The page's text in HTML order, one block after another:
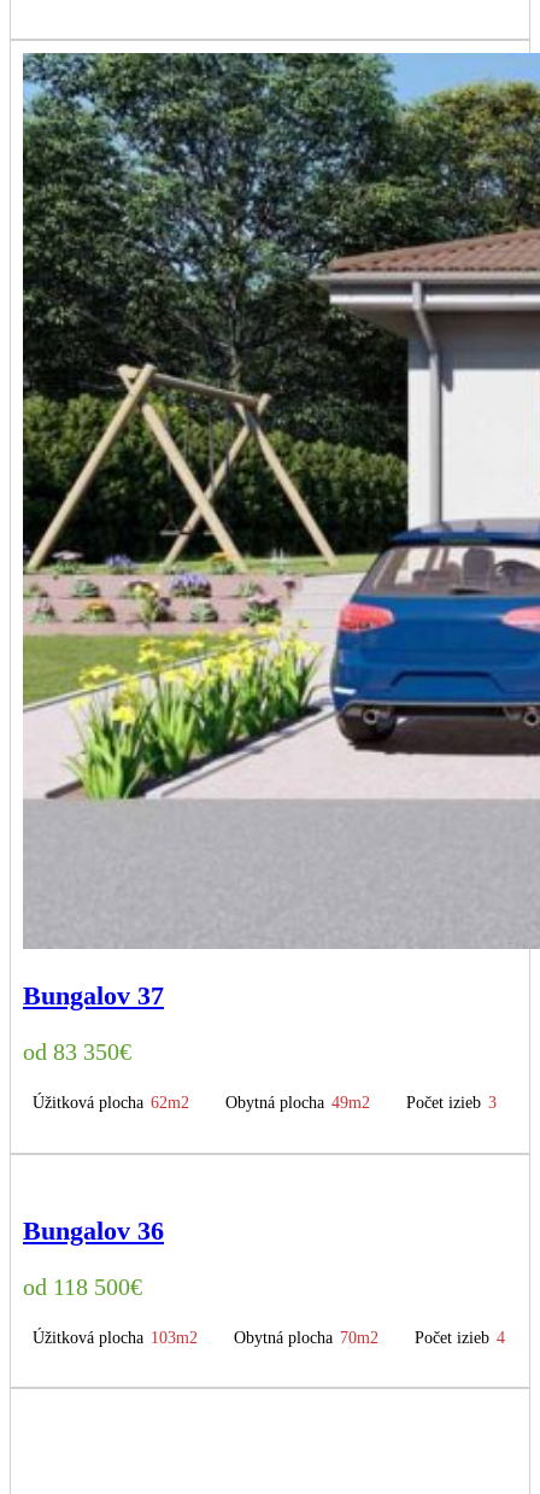
Bungalov 37
83 350€
Úžitková plocha 62m2 Obytná plocha 49m2 Počet izieb 3
Bungalov 36
118 500€
Úžitková plocha 103m2 Obytná plocha 70m2 Počet izieb 4